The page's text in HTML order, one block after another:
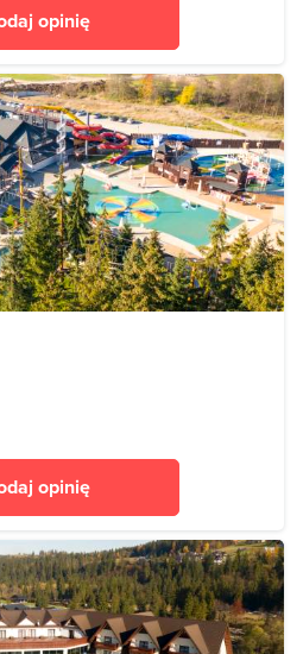
opinię
opinię